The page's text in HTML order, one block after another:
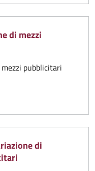
di mezzi
pubblicitari
di